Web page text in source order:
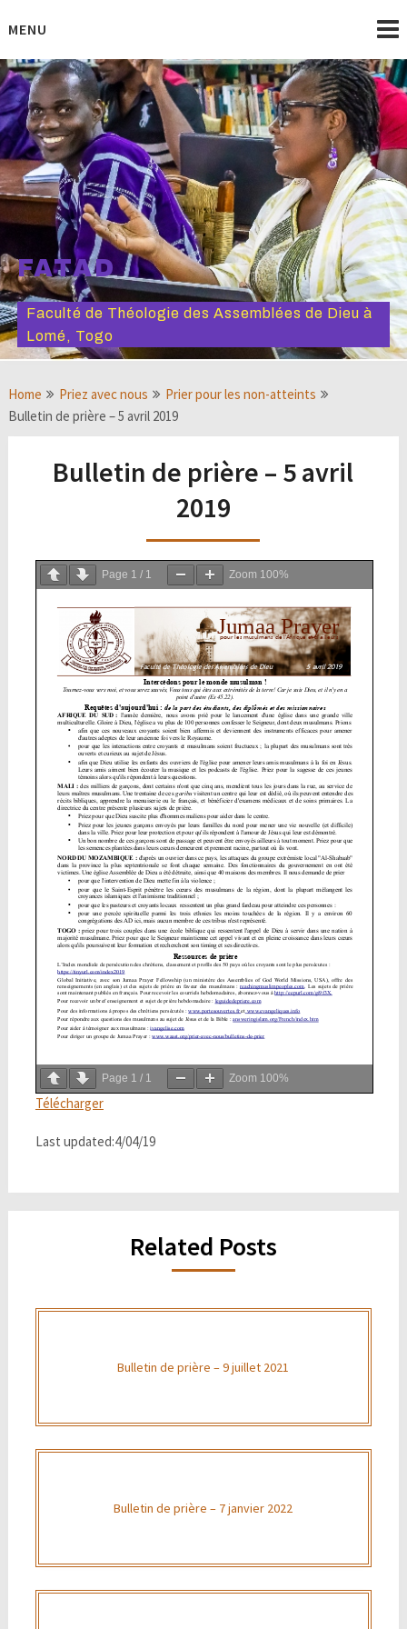
toMENU
FATAD
Faculté de Théologie des Assemblées de Dieu à
Lomé, Togo
Home Priez avec nous
Prier pour les non-atteints
Bulletin de prière – 5 avril 2019
Bulletin de prière – 5 avril
2019
Page 1 / 1 Zoom 100%
Page 1 / 1 Zoom 100%
Télécharger
Last updated:4/04/19
Related Posts
Bulletin de prière – 9 juillet 2021
Bulletin de prière – 7 janvier 2022